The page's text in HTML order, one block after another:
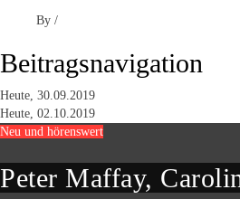
By /
Beitragsnavigation
Heute, 30.09.2019
Heute, 02.10.2019
Neu und hörenswert
Peter Maffay,